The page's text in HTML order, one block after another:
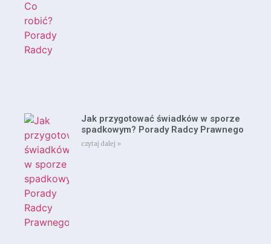
Jak przygotować świadków w sporze
spadkowym? Porady Radcy Prawnego
czytaj dalej »